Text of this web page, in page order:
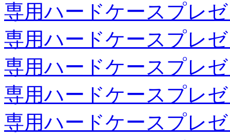
専用ハードケースプレ
専用ハードケースプレ
専用ハードケースプレ
専用ハードケースプレ
専用ハードケースプレ